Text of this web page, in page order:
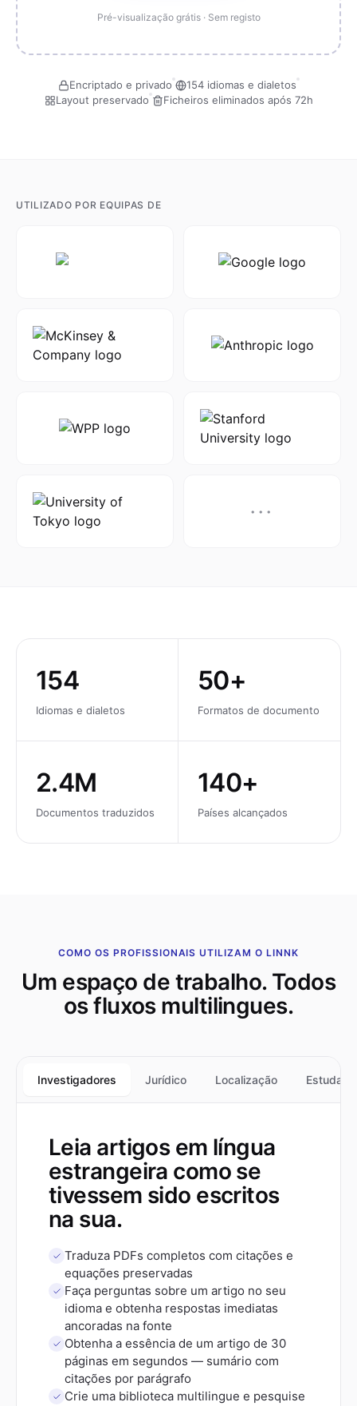
Pré-visualização grátis · Sem registo
Encriptado e privado
154 idiomas e dialetos
Layout preservado
Ficheiros eliminados após 72h
UTILIZADO POR EQUIPAS DE
···
154
Idiomas e dialetos
50+
Formatos de documento
2.4M
Documentos traduzidos
140+
Países alcançados
COMO OS PROFISSIONAIS UTILIZAM O LINNK
Um espaço de trabalho. Todos
os fluxos multilingues.
Investigadores Jurídico Localização
Leia artigos em língua
estrangeira como se
tivessem sido escritos
na sua.
Traduza PDFs completos com citações e
equações preservadas
Faça perguntas sobre um artigo no seu
idioma e obtenha respostas imediatas
ancoradas na fonte
Obtenha a essência de um artigo de 30
páginas em segundos — sumário com
citações por parágrafo
Crie uma biblioteca multilingue e pesquise